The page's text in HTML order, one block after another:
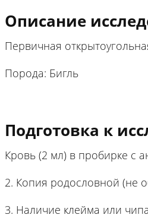
Описание
Первичная
Порода: Бигль
Подготовка к
Кровь (2 мл) в пробирке с
2. Копия родословной (не
3. Наличие клейма или